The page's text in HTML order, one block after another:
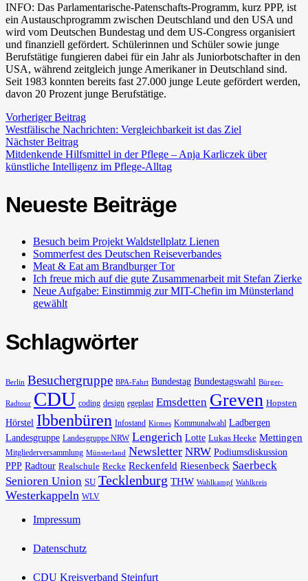
INFO: Das Parlamentarische-Patenschafts-Programm, kurz PPP, ist
ein Austauschprogramm zwischen Deutschland und den USA und
wird vom Deutschen Bundestag und dem US-Congress organisiert
und finanziell gefördert. Schülerinnen und Schüler sowie junge
Berufstätige fungieren dabei für ein Jahr als Juniorbotschafter in den
USA, während zeitgleich junge Amerikaner in Deutschland sind.
Seit 1983 konnten bereits fast 27.000 junge Leute gefördert werden,
davon 20 Prozent junge Berufstätige.
Vorheriger Beitrag
Westfälische Nachrichten: Vergleichbarkeit ist das Ziel
Nächster Beitrag
Mitdenkende Hilfsmittel in der Pflege – Anja Karliczek über
künstliche Intelligenz im Pflege-Alltag
Neueste Beiträge
Besuch beim Projekt Waldstellplatz Lienen
Sommerfest des Deutschen Reiseverbandes
Meat & Eat am Brandburger Tor
Ich freue mich auf die gute Zusammenarbeit mit Stefan Zierke
Neue Aufgabe: Einstimmig zur MIT-Chefin im Münsterland
gewählt
Schlagwörter
Berlin Besuchergruppe BPA-Fahrt Bundestag Bundestagswahl Bürger-
Radtour CDU coding design egeplast Emsdetten Greven Hopsten
Hörstel Ibbenbüren Infostand Kirmes Kommunalwahl Ladbergen
Landesgruppe Landesgruppe NRW Lengerich Lotte Lukas Heeke Mettingen
Mitgliederversammlung Münsterland Newsletter NRW Podiumsdiskussion
PPP Radtour Realschule Recke Reckenfeld Riesenbeck Saerbeck
Senioren Union SU Tecklenburg THW Wahlkampf Wahlkreis
Westerkappeln WLV
Impressum
Datenschutz
CDU Kreisverband Steinfurt